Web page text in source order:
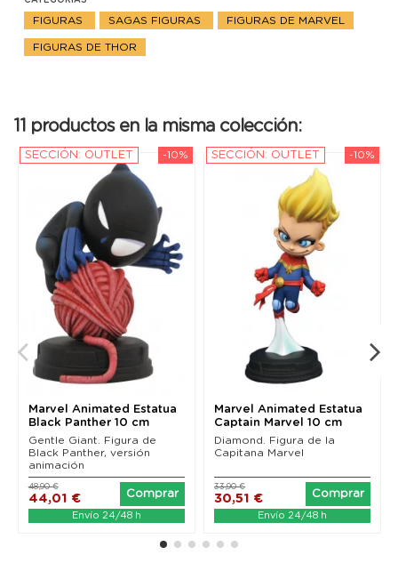
FIGURAS SAGAS FIGURAS FIGURAS DE MARVEL
FIGURAS DE THOR
11 productos en la misma colección:
-10%
SECCIÓN: OUTLET
Marvel Animated Estatua
Black Panther 10 cm
Gentle Giant. Figura de
Black Panther, versión
animación
44,01 €
48,90 €
Comprar
Envío 24/48 h
-10%
SECCIÓN: OUTLET
Marvel Animated Estatua
Captain Marvel 10 cm
Diamond. Figura de la
Capitana Marvel
30,51 €
33,90 €
Comprar
Envío 24/48 h